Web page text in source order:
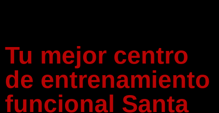
Tu mejor centro
de entrenamiento
funcional Santa